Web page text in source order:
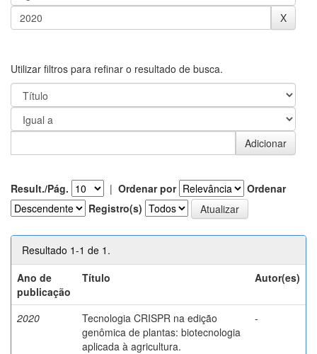
Utilizar filtros para refinar o resultado de busca.
Result./Pág. | Ordenar por
Ordenar
Registro(s)
Resultado 1-1 de 1.
Ano de
publicação
Título Autor(es)
2020
Tecnologia CRISPR na edição
genômica de plantas: biotecnologia
aplicada à agricultura.
-